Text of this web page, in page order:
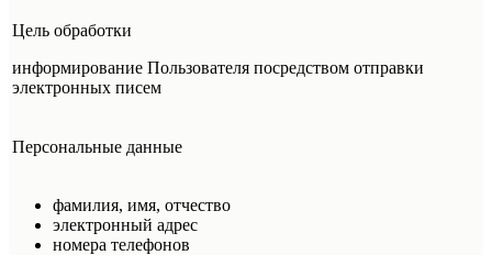
Цель обработки
информирование Пользователя посредством отправки
электронных писем
Персональные данные
фамилия, имя, отчество
электронный адрес
номера телефонов